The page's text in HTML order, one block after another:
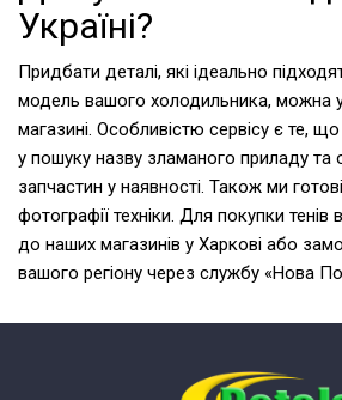
Україні?
Придбати деталі, які ідеально
модель вашого холодильника, можна
магазині. Особливістю сервісу є те,
у пошуку назву зламаного приладу та
запчастин у наявності. Також ми
фотографії техніки. Для покупки
до наших магазинів у Харкові або
вашого регіону через службу «Нова